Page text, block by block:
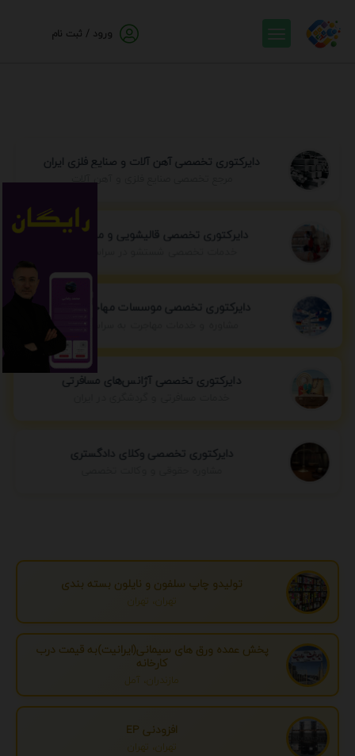
ورود / ثبت نام
دایرکتوری تخصصی آهن آلات و صنایع فلزی ایران
مرجع تخصصی صنایع فلزی و آهن آلات
دایرکتوری تخصصی قالیشویی و مبل شویی
دایرکتوری تخصصی موسسات مهاجرتی ایران
مشاوره و خدمات مهاجرت به سراسر جهان
دایرکتوری تخصصی آژانس‌های مسافرتی
دایرکتوری تخصصی وکلای دادگستری
تولیدو چاپ سلفون و نایلون بسته بندی
تهران، تهران
پخش عمده ورق های سیمانی(ایرانیت)به قیمت درب
کارخانه
مازندران، آمل
افزودنی EP
تهران، تهران